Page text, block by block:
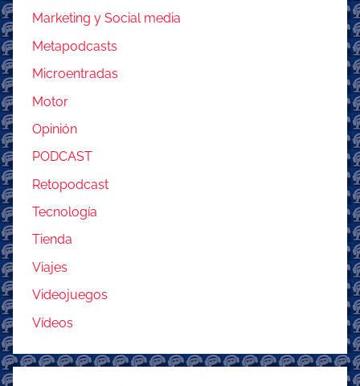
Marketing y Social media
Metapodcasts
Microentradas
Motor
Opinión
PODCAST
Retopodcast
Tecnología
Tienda
Viajes
Videojuegos
Vídeos